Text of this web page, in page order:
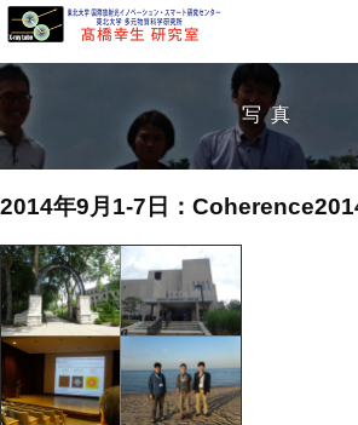
写真
2014年9月1-7日：